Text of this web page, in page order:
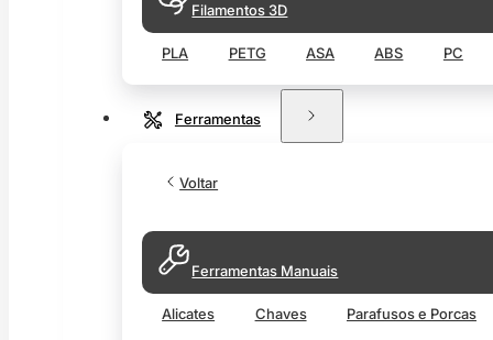
Filamentos 3D
PLA PETG ASA ABS PC
Ferramentas
Voltar
Ferramentas Manuais
Alicates Chaves Parafusos e Porcas